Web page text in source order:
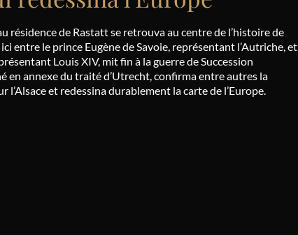
résidence de Rastatt se retrouva au centre de l’histoire de
entre le prince Eugène de Savoie, représentant l’Autriche, et
Louis XIV, mit fin à la guerre de Succession
en annexe du traité d’Utrecht, confirma entre autres la
l’Alsace et redessina durablement la carte de l’Europe.